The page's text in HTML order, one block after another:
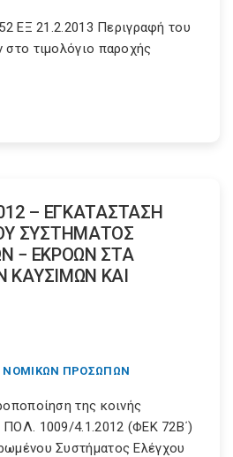
ΕΞ 21.2.2013 Περιγραφή του
τιμολόγιο παροχής
– ΕΓΚΑΤΑΣΤΑΣΗ
ΣΥΣΤΗΜΑΤΟΣ
− ΕΚΡΟΩΝ ΣΤΑ
ΚΑΥΣΙΜΩΝ ΚΑΙ
ΝΟΜΙΚΩΝ ΠΡΟΣΩΠΩΝ
της κοινής
1009/4.1.2012 (ΦΕΚ 72Β΄)
Συστήματος Ελέγχου